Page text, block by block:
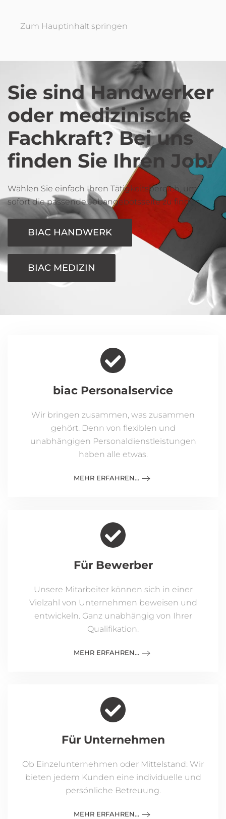
Zum Hauptinhalt springen
Sie sind Handwerker
oder medizinische
Fachkraft? Bei uns
finden Sie Ihren Job!
Wählen Sie einfach Ihren Tätigkeitsbereich, um
sofort die passende Jobangebotsseite zu finden:
BIAC HANDWERK
BIAC MEDIZIN
biac Personalservice
Wir bringen zusammen, was zusammen
gehört. Denn von flexiblen und
unabhängigen Personaldienstleistungen
haben alle etwas.
MEHR ERFAHREN...
Für Bewerber
Unsere Mitarbeiter können sich in einer
Vielzahl von Unternehmen beweisen und
entwickeln. Ganz unabhängig von Ihrer
Qualifikation.
MEHR ERFAHREN...
Für Unternehmen
Ob Einzelunternehmen oder Mittelstand: Wir
bieten jedem Kunden eine individuelle und
persönliche Betreuung.
MEHR ERFAHREN...